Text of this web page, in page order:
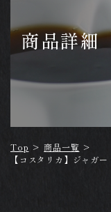
商品詳細
Top > 商品一覧 >
【コスタリカ】ジャガ